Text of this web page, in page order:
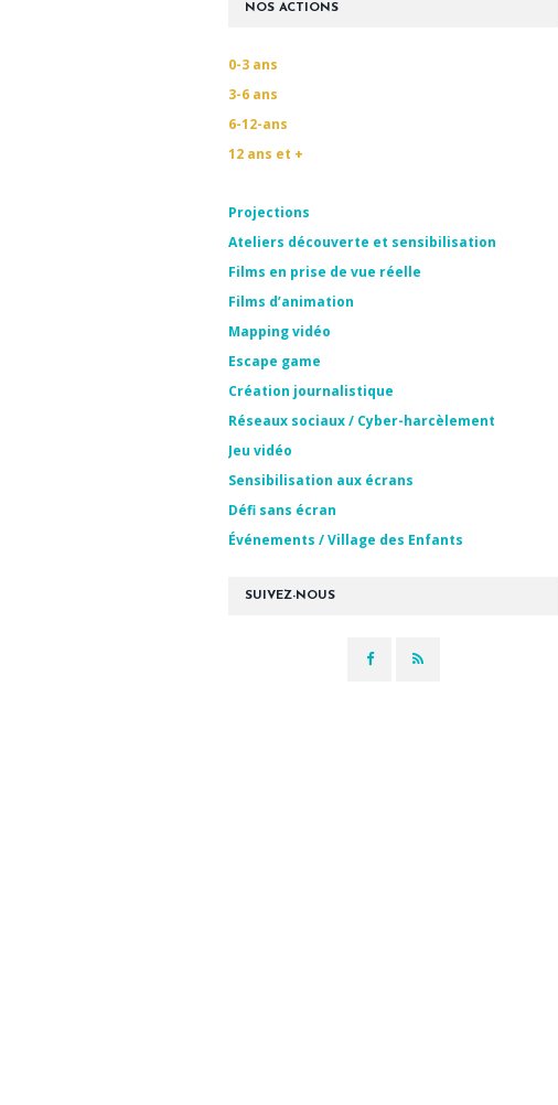
SUIVEZ-NOUS
NOS ACTIONS
0-3 ans
3-6 ans
6-12-ans
12 ans et +
Projections
Ateliers découverte et sensibilisation
Films en prise de vue réelle
Films d’animation
Mapping vidéo
Escape game
Création journalistique
Réseaux sociaux / Cyber-harcèlement
Jeu vidéo
Sensibilisation aux écrans
Défi sans écran
Événements / Village des Enfants